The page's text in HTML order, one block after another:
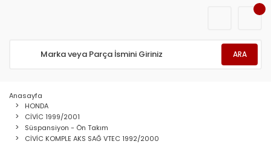
ARA
Anasayfa
HONDA
CİVİC 1999/2001
Süspansiyon - Ön Takım
CİVİC KOMPLE AKS SAĞ VTEC 1992/2000